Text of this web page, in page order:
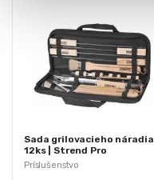
Príslušenstvo
Sada grilovacieho náradia
12ks | Strend Pro